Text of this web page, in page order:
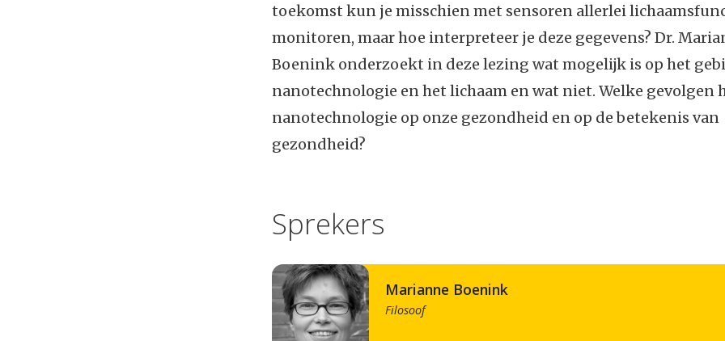
toekomst kun je misschien met sensoren allerlei
monitoren, maar hoe interpreteer je deze gegevens? Dr.
Boenink onderzoekt in deze lezing wat mogelijk is op het
nanotechnologie en het lichaam en wat niet. Welke gevolgen
nanotechnologie op onze gezondheid en op de betekenis van
gezondheid?
Sprekers
Marianne Boenink
Filosoof